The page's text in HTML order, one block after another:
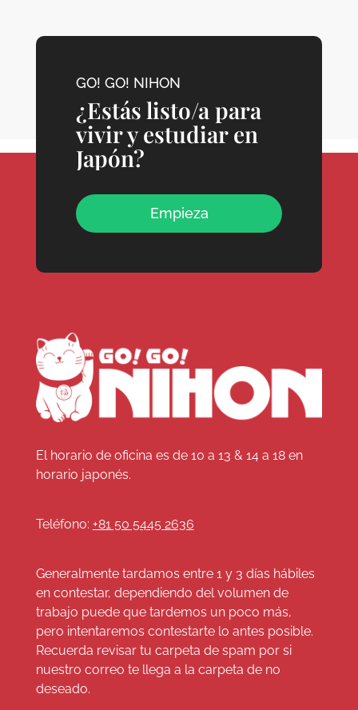
GO! GO! NIHON
¿Estás listo/a para
vivir y estudiar en
Japón?
Empieza
El horario de oficina es de 10 a 13 & 14 a 18 en
horario japonés.
Teléfono: +81 50 5445 2636
Generalmente tardamos entre 1 y 3 días hábiles
en contestar, dependiendo del volumen de
trabajo puede que tardemos un poco más,
pero intentaremos contestarte lo antes posible.
Recuerda revisar tu carpeta de spam por si
nuestro correo te llega a la carpeta de no
deseado.